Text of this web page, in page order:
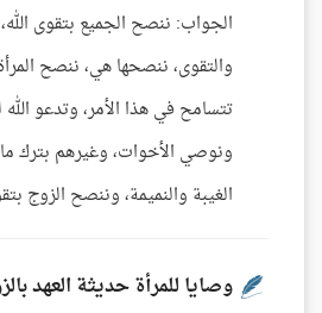
الجواب: ننصح الجميع بتقوى
والتقوى، ننصحها هي، ننصح
تتسامح في هذا الأمر، وتدعو الله
ونوصي الأخوات، وغيرهم بترك
الغيبة والنميمة، وننصح الزوج
وصايا للمرأة حديثة العهد